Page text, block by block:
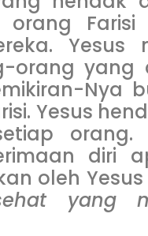
orang
Yesus
orang yang
Nya
Yesus
orang.
diri
oleh
yang